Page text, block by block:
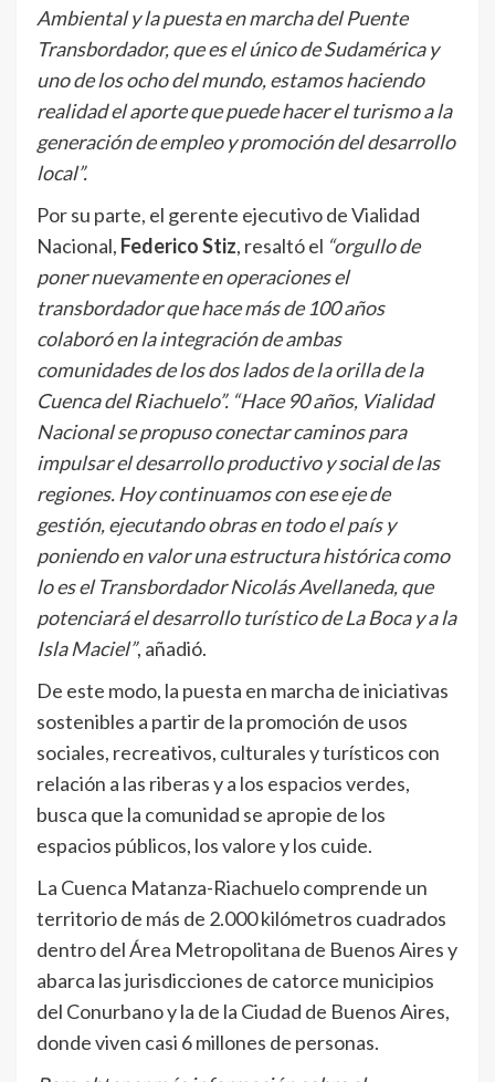
Ambiental y la puesta en marcha del Puente
Transbordador, que es el único de Sudamérica y
uno de los ocho del mundo, estamos haciendo
realidad el aporte que puede hacer el turismo a la
generación de empleo y promoción del desarrollo
local”.
Por su parte, el gerente ejecutivo de Vialidad
Nacional, Federico Stiz, resaltó el “orgullo de
poner nuevamente en operaciones el
transbordador que hace más de 100 años
colaboró en la integración de ambas
comunidades de los dos lados de la orilla de la
Cuenca del Riachuelo”. “Hace 90 años, Vialidad
Nacional se propuso conectar caminos para
impulsar el desarrollo productivo y social de las
regiones. Hoy continuamos con ese eje de
gestión, ejecutando obras en todo el país y
poniendo en valor una estructura histórica como
lo es el Transbordador Nicolás Avellaneda, que
potenciará el desarrollo turístico de La Boca y a la
Isla Maciel”, añadió.
De este modo, la puesta en marcha de iniciativas
sostenibles a partir de la promoción de usos
sociales, recreativos, culturales y turísticos con
relación a las riberas y a los espacios verdes,
busca que la comunidad se apropie de los
espacios públicos, los valore y los cuide.
La Cuenca Matanza-Riachuelo comprende un
territorio de más de 2.000 kilómetros cuadrados
dentro del Área Metropolitana de Buenos Aires y
abarca las jurisdicciones de catorce municipios
del Conurbano y la de la Ciudad de Buenos Aires,
donde viven casi 6 millones de personas.